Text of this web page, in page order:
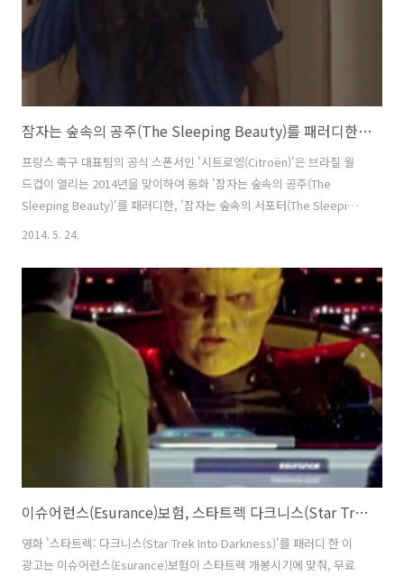
잠자는 숲속의 공주(The Sleeping Beauty)를 패러디한 시트로엥(Citroën)의 TV광고 - 월드컵을 맞아 4년만에 잠에서 깨어난 축구팬 아빠, 잠자는 숲속의 서포터(The Sleeping Supporter) [한글자막]
프랑스 축구 대표팀의 공식 스폰서인 '시트로엥(Citroën)'은 브라질 월
드컵이 열리는 2014년을 맞이하여 동화 '잠자는 숲속의 공주(The
Sleeping Beauty)'를 패러디한, '잠자는 숲속의 서포터(The Sleeping
Supporter)'라는 광고를 내놓았다. ( 음, 사실 '숲속의'는 빼야 한다는걸
자마자, 부부젤라를 손에 꼭 쥐고 깊은 잠에 빠진 축구팬 아빠가 4년의 기
다림 끝에, 마침내 브라질 월드컵을 맞아 잠에서 깨어난다는 설정. 하지
만, 반갑게 맞이하는 가족들은 안중에도 없고 깨어나자마자, TV를 켜서
다시 프랑스 대표팀의 축구경기를 시청하는 아빠를 보며 '시트로엥
(Citroën)'은 집에서는 비록 나쁜 ..
2014. 5. 24.
이슈어런스(Esurance)보험, 스타트렉 다크니스(Star Trek Into Darkness) 패러디 타이인(Tie-In) TV광고 - 우주 접촉사고(Space Fender Bender)편 [한글자막]
영화 '스타트렉: 다크니스(Star Trek Into Darkness)'를 패러디 한 이
광고는 이슈어런스(Esurance)보험이 스타트렉 개봉시기에 맞춰, 무료